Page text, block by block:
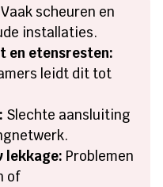
Vaak scheuren en
installaties.
en etensresten:
leidt dit tot
Slechte aansluiting
lekkage: Problemen
of